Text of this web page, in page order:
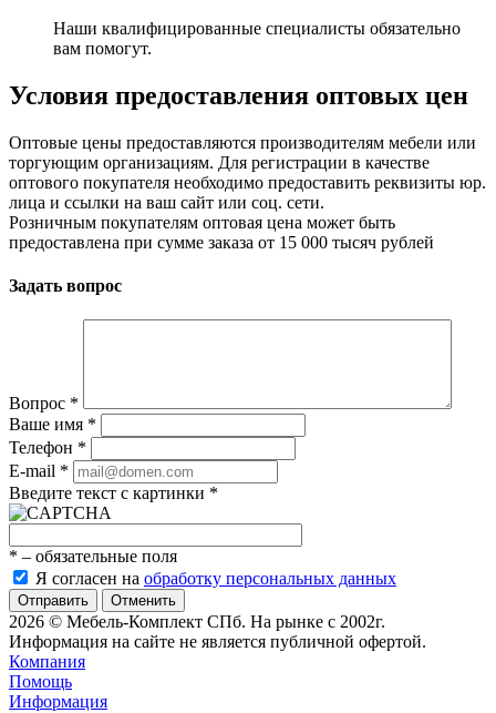
Наши квалифицированные специалисты обязательно
вам помогут.
Условия предоставления оптовых цен
Оптовые цены предоставляются производителям мебели или
торгующим организациям. Для регистрации в качестве
оптового покупателя необходимо предоставить реквизиты юр.
лица и ссылки на ваш сайт или соц. сети.
Розничным покупателям оптовая цена может быть
предоставлена при сумме заказа от 15 000 тысяч рублей
Задать вопрос
Вопрос *
Ваше имя *
Телефон *
E-mail *
Введите текст с картинки *
* – обязательные поля
Я согласен на обработку персональных данных
Отменить
2026 © Мебель-Комплект СПб. На рынке с 2002г.
Информация на сайте не является публичной офертой.
Компания
Помощь
Информация